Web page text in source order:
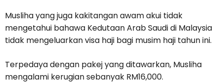
Musliha yang juga kakitangan awam akui tidak
mengetahui bahawa Kedutaan Arab Saudi di Malaysia
tidak mengeluarkan visa haji bagi musim haji tahun ini.
Terpedaya dengan pakej yang ditawarkan, Musliha
mengalami kerugian sebanyak RM16,000.